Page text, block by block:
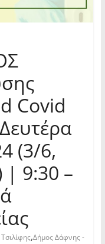
Covid
(3/6,
| 9:30 –
,Δήμος Δάφνης -